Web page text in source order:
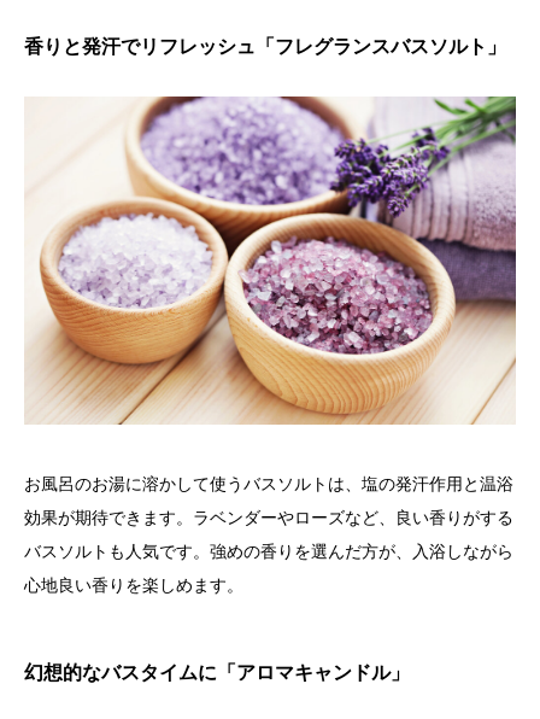
香りと発汗でリフレッシュ「フレグランスバスソルト」
お風呂のお湯に溶かして使うバスソルトは、塩の発汗作用と温浴
効果が期待できます。ラベンダーやローズなど、良い香りがする
バスソルトも人気です。強めの香りを選んだ方が、入浴しながら
心地良い香りを楽しめます。
幻想的なバスタイムに「アロマキャンドル」